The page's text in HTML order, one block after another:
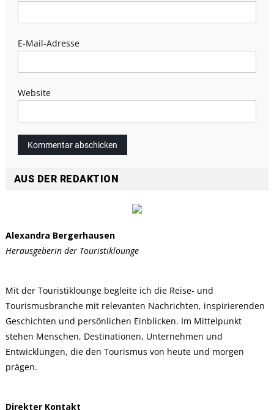
E-Mail-Adresse
Website
AUS DER REDAKTION
Alexandra Bergerhausen
Herausgeberin der Touristiklounge
Mit der Touristiklounge begleite ich die Reise- und
Tourismusbranche mit relevanten Nachrichten, inspirierenden
Geschichten und persönlichen Einblicken. Im Mittelpunkt
stehen Menschen, Destinationen, Unternehmen und
Entwicklungen, die den Tourismus von heute und morgen
prägen.
Direkter Kontakt